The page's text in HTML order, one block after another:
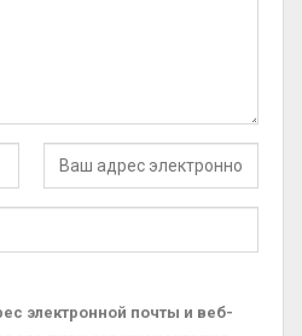
электронной почты и веб-